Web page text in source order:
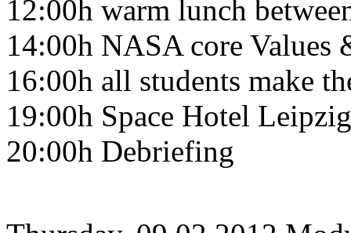
12:00h warm lunch
14:00h NASA core
16:00h all students make
19:00h Space Hotel
20:00h Debriefing